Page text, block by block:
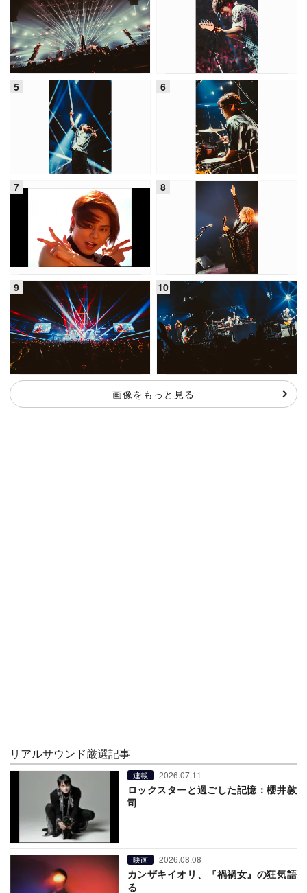
画像をもっと見る
リアルサウンド厳選記事
連載 2026.07.11
ロックスターと過ごした記憶：櫻井敦
司
映画 2026.08.08
カンザキイオリ、『禍禍女』の狂気語
る